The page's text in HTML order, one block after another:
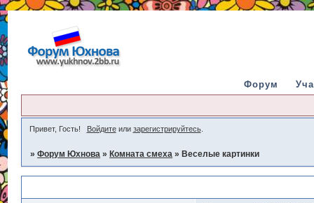
Форум
Привет, Гость! Войдитеили зарегистрируйтесь.
»Форум Юхнова » Комната смеха » Веселые картинки